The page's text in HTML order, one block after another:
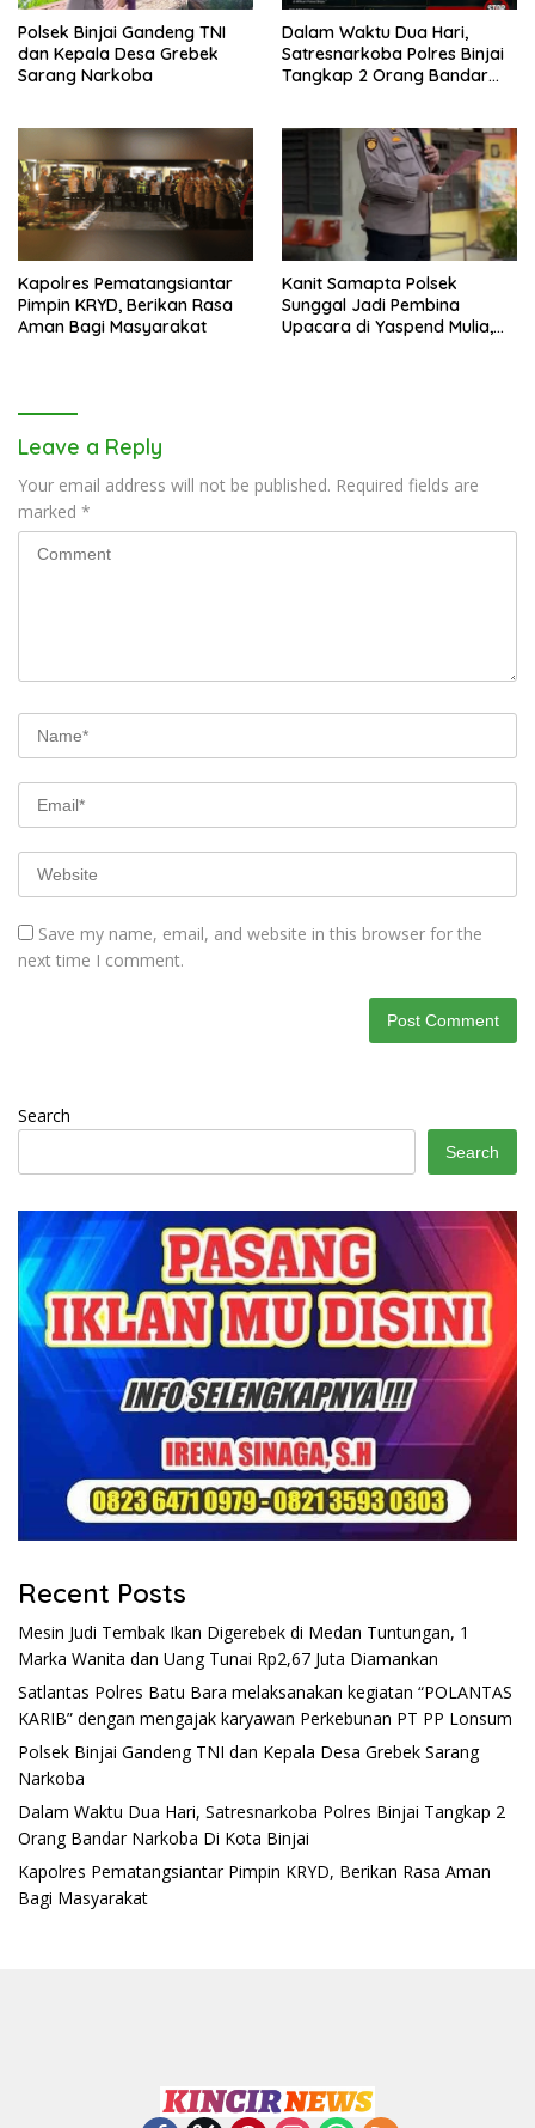
Polsek Binjai Gandeng TNI
dan Kepala Desa Grebek
Sarang Narkoba
Dalam Waktu Dua Hari,
Satresnarkoba Polres Binjai
Tangkap 2 Orang Bandar
Kapolres Pematangsiantar
Pimpin KRYD, Berikan Rasa
Aman Bagi Masyarakat
Kanit Samapta Polsek
Sunggal Jadi Pembina
Upacara di Yaspend Mulia,
Leave a Reply
Your email address will not be published. Required fields are
marked *
Save my name, email, and website in this browser for the
next time I comment.
Search
Search
Recent Posts
Mesin Judi Tembak Ikan Digerebek di Medan Tuntungan, 1
Marka Wanita dan Uang Tunai Rp2,67 Juta Diamankan
Satlantas Polres Batu Bara melaksanakan kegiatan “POLANTAS
KARIB” dengan mengajak karyawan Perkebunan PT PP Lonsum
Polsek Binjai Gandeng TNI dan Kepala Desa Grebek Sarang
Narkoba
Dalam Waktu Dua Hari, Satresnarkoba Polres Binjai Tangkap 2
Orang Bandar Narkoba Di Kota Binjai
Kapolres Pematangsiantar Pimpin KRYD, Berikan Rasa Aman
Bagi Masyarakat